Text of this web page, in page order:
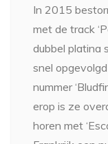
In 2015
met de track
dubbel platina
snel
nummer
erop is ze
horen met